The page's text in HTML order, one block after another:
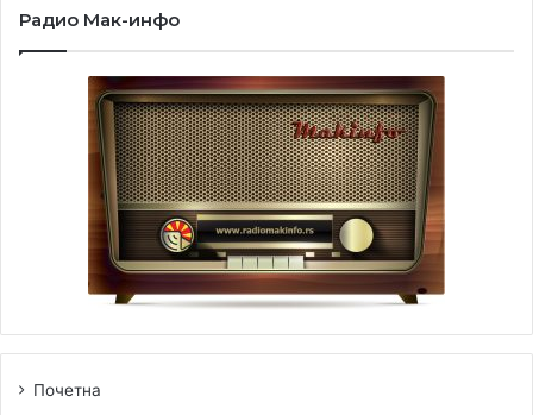
Радио Мак-инфо
Почетна